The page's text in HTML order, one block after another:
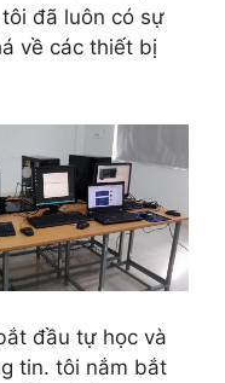
đã luôn có sự
về các thiết bị
đầu tự học và
tin. tôi nắm bắt